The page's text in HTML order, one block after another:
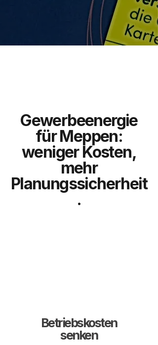
Gewerbeenergie
für Meppen:
weniger Kosten,
mehr
Planungssicherheit
.
Betriebskosten
senken